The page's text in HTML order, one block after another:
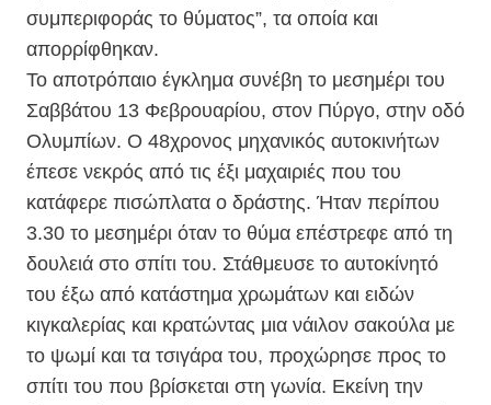
συμπεριφοράς το θύματος”, τα οποία και
απορρίφθηκαν.
Το αποτρόπαιο έγκλημα συνέβη το μεσημέρι του
Σαββάτου 13 Φεβρουαρίου, στον Πύργο, στην οδό
Ολυμπίων. Ο 48χρονος μηχανικός αυτοκινήτων
έπεσε νεκρός από τις έξι μαχαιριές που του
κατάφερε πισώπλατα ο δράστης. Ήταν περίπου
3.30 το μεσημέρι όταν το θύμα επέστρεφε από τη
δουλειά στο σπίτι του. Στάθμευσε το αυτοκίνητό
του έξω από κατάστημα χρωμάτων και ειδών
κιγκαλερίας και κρατώντας μια νάιλον σακούλα με
το ψωμί και τα τσιγάρα του, προχώρησε προς το
σπίτι του που βρίσκεται στη γωνία. Εκείνη την